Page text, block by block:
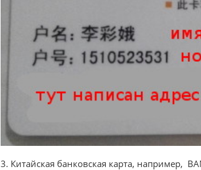
3. Китайская банковская карта, например,